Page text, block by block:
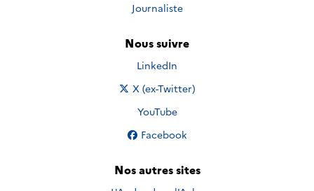
Journaliste
Nous suivre
Nous suivre sur
LinkedIn
Nous suivre sur
X (ex-Twitter)
Nous suivre sur
YouTube
Nous suivre sur
Facebook
Nos autres sites